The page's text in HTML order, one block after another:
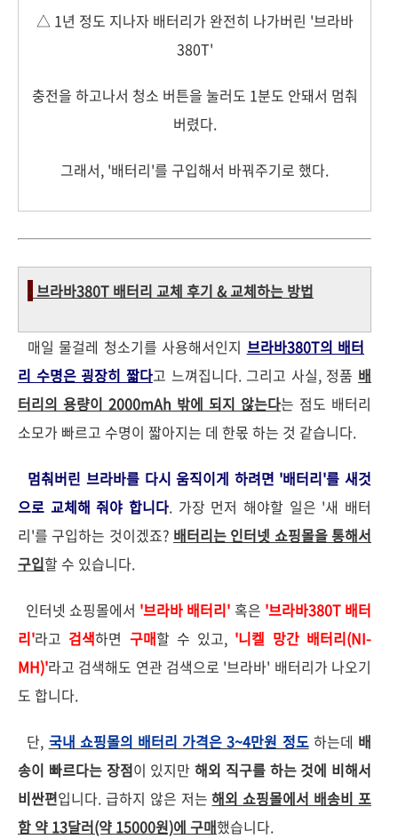
△ 1년 정도 지나자 배터리가 완전히 나가버린 '브라바
380T'
충전을 하고나서 청소 버튼을 눌러도 1분도 안돼서 멈춰
버렸다.
그래서, '배터리'를 구입해서 바꿔주기로 했다.
- 브라바380T 배터리 교체 후기 & 교체하는 방법
매일 물걸레 청소기를 사용해서인지 브라바380T의 배터
리 수명은 굉장히 짧다고 느껴집니다. 그리고 사실, 정품 배
터리의 용량이 2000mAh 밖에 되지 않는다는 점도 배터리
소모가 빠르고 수명이 짧아지는 데 한몫 하는 것 같습니다.
멈춰버린 브라바를 다시 움직이게 하려면 '배터리'를 새것
으로 교체해 줘야 합니다. 가장 먼저 해야할 일은 '새 배터
리'를 구입하는 것이겠죠? 배터리는 인터넷 쇼핑몰을 통해서
구입할 수 있습니다.
인터넷 쇼핑몰에서 '브라바 배터리' 혹은 '브라바380T 배터
리'라고 검색하면 구매할 수 있고, '니켈 망간 배터리(NI-
MH)'라고 검색해도 연관 검색으로 '브라바' 배터리가 나오기
도 합니다.
단, 국내 쇼핑몰의 배터리 가격은 3~4만원 정도하는데 배
송이 빠르다는 장점이 있지만 해외 직구를 하는 것에 비해서
비싼편입니다. 급하지 않은 저는해외 쇼핑몰에서 배송비 포
함 약 13달러(약 15000원)에 구매했습니다.